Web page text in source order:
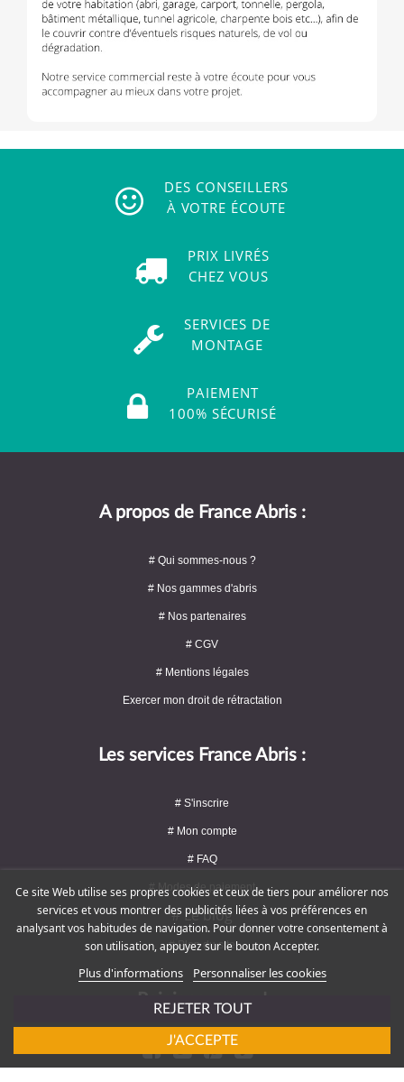
DES CONSEILLERS
À VOTRE ÉCOUTE
PRIX LIVRÉS
CHEZ VOUS
SERVICES DE
MONTAGE
PAIEMENT
100% SÉCURISÉ
A propos de France Abris :
# Qui sommes-nous ?
# Nos gammes d'abris
# Nos partenaires
# CGV
# Mentions légales
Exercer mon droit de rétractation
Les services France Abris :
# S'inscrire
# Mon compte
# FAQ
# Modes de paiement
# Le blog
# Plan du site
Rejoignez-nous !
Ce site Web utilise ses propres cookies et ceux de tiers pour améliorer nos
services et vous montrer des publicités liées à vos préférences en
analysant vos habitudes de navigation. Pour donner votre consentement à
son utilisation, appuyez sur le bouton Accepter.
Plus d'informations Personnaliser les cookies
REJETER TOUT
J'ACCEPTE